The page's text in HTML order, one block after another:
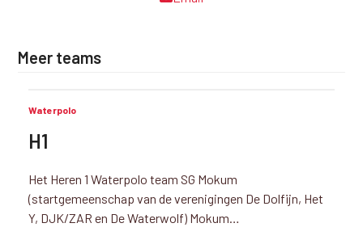
Meer teams
Waterpolo
H1
Het Heren 1 Waterpolo team SG Mokum
(startgemeenschap van de verenigingen De Dolfijn, Het
Y, DJK/ZAR en De Waterwolf) Mokum…